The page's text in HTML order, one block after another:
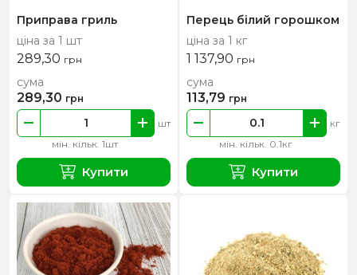
Приправа гриль
ціна за 1 шт
289,30 грн
мін. кільк. 1шт
шт
сума
289,30 грн
Купити
Перець білий горошком
ціна за 1 кг
1 137,90 грн
мін. кільк. 0.1кг
кг
сума
113,79 грн
Купити